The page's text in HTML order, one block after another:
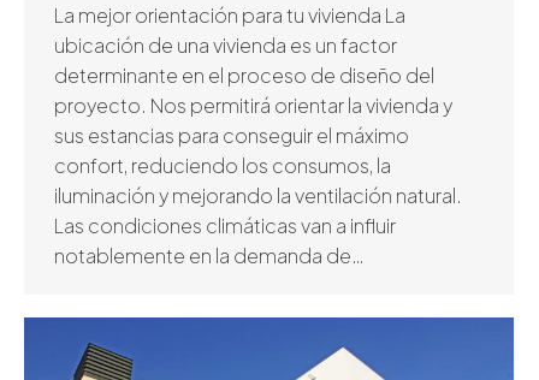
La mejor orientación para tu vivienda La
ubicación de una vivienda es un factor
determinante en el proceso de diseño del
proyecto. Nos permitirá orientar la vivienda y
sus estancias para conseguir el máximo
confort, reduciendo los consumos, la
iluminación y mejorando la ventilación natural.
Las condiciones climáticas van a influir
notablemente en la demanda de…